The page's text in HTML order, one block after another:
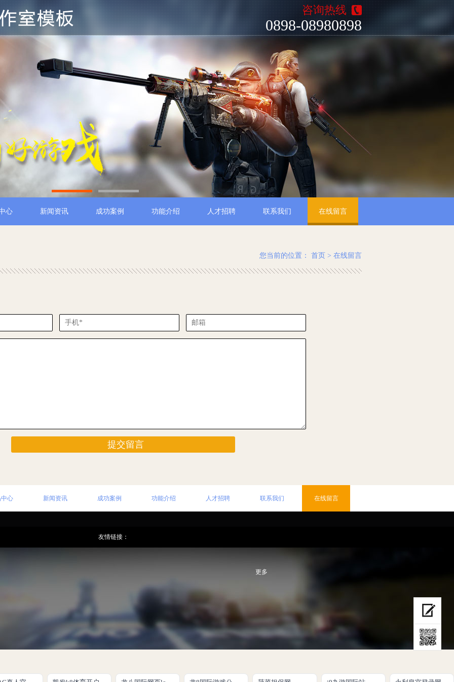
咨询热线
0898-08980898
1 2
心 新闻资讯 成功案例 功能介绍 人才招聘 联系我们 在线留言
您当前的位置： 首页 > 在线留言
心 新闻资讯 成功案例 功能介绍 人才招聘 联系我们 在线留言
友情链接：
更多